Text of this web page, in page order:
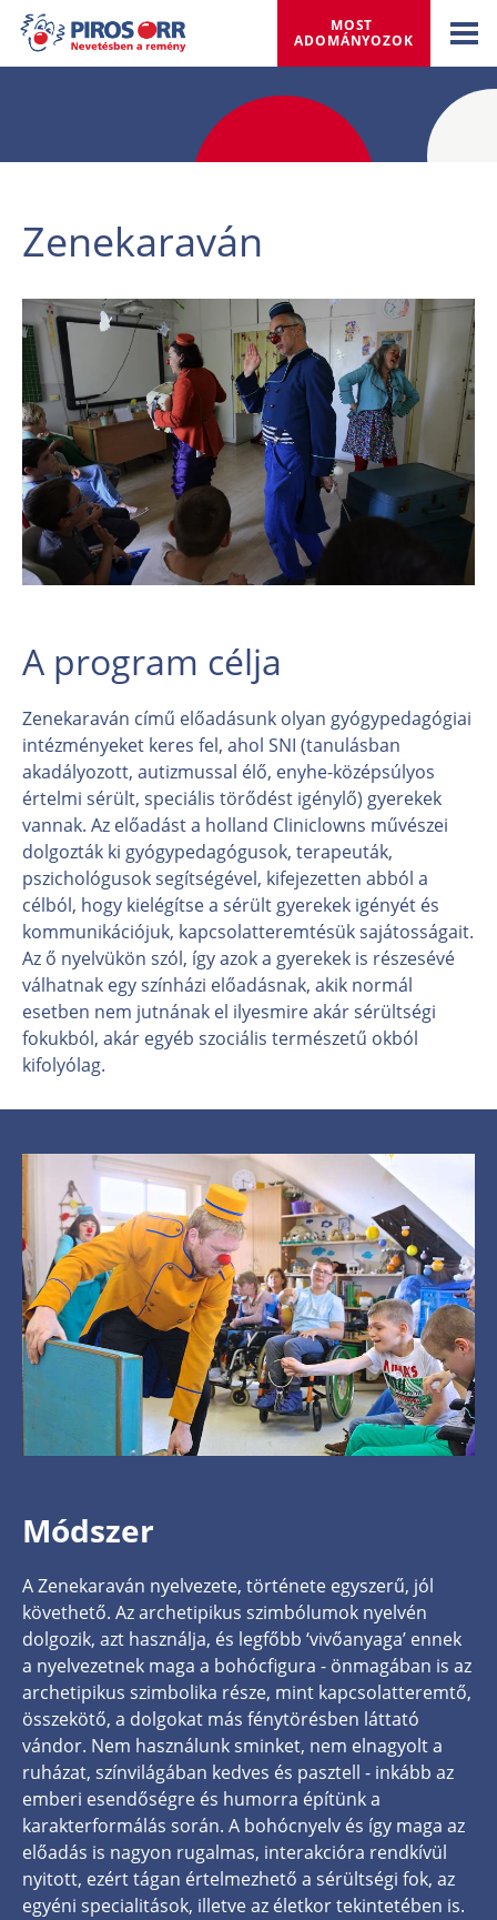
MOST
ADOMÁNYOZOK
Zenekaraván
A program célja
Zenekaraván című előadásunk olyan gyógypedagógiai
intézményeket keres fel, ahol SNI (tanulásban
akadályozott, autizmussal élő, enyhe-középsúlyos
értelmi sérült, speciális törődést igénylő) gyerekek
vannak. Az előadást a holland Cliniclowns művészei
dolgozták ki gyógypedagógusok, terapeuták,
pszichológusok segítségével, kifejezetten abból a
célból, hogy kielégítse a sérült gyerekek igényét és
kommunikációjuk, kapcsolatteremtésük sajátosságait.
Az ő nyelvükön szól, így azok a gyerekek is részesévé
válhatnak egy színházi előadásnak, akik normál
esetben nem jutnának el ilyesmire akár sérültségi
fokukból, akár egyéb szociális természetű okból
kifolyólag.
Módszer
A Zenekaraván nyelvezete, története egyszerű, jól
követhető. Az archetipikus szimbólumok nyelvén
dolgozik, azt használja, és legfőbb ‘vivőanyaga’ ennek
a nyelvezetnek maga a bohócfigura - önmagában is az
archetipikus szimbolika része, mint kapcsolatteremtő,
összekötő, a dolgokat más fénytörésben láttató
vándor. Nem használunk sminket, nem elnagyolt a
ruházat, színvilágában kedves és pasztell - inkább az
emberi esendőségre és humorra építünk a
karakterformálás során. A bohócnyelv és így maga az
előadás is nagyon rugalmas, interakcióra rendkívül
nyitott, ezért tágan értelmezhető a sérültségi fok, az
egyéni specialitások, illetve az életkor tekintetében is.